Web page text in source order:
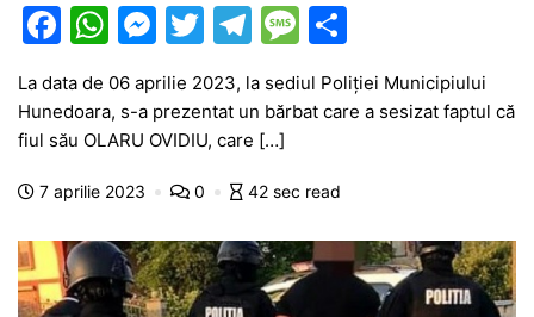
F
c
e
b
o
o
k
W
at
s
A
p
M
e
s
s
e
g
er
T
itt
er
T
e
gr
a
M
s
a
e
ar
ta
ă
La data de 06 aprilie 2023, la sediul Poliției Municipiului
Hunedoara, s-a prezentat un bărbat care a sesizat faptul că
fiul său OLARU OVIDIU, care […]
7 aprilie 2023 0 42 sec read